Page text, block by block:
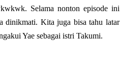
Selama nonton episode ini
dinikmati. Kita juga bisa tahu latar
Yae sebagai istri Takumi.